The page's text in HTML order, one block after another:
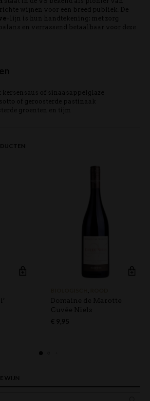
wijnen voor een breed publiek. De
-lijn is hun handtekening: met zorg
en verrassend betaalbaar voor deze
kersensaus of sinaasappelglaze
of geroosterde pastinaak
groenten en tijm
,
Domaine de Marotte
Cuvée Niels
€ 9,95
WIJN